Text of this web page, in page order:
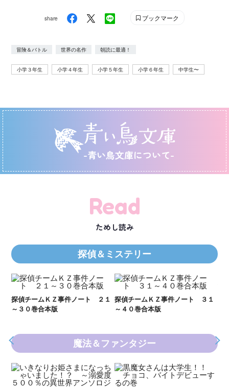
share ブックマーク
冒険＆バトル 世界の名作 朝読に最適！
小学３年生 小学４年生 小学５年生 小学６年生 中学生〜
-青い鳥文庫について-
Read
ためし読み
探偵＆ミステリー
探偵チームＫＺ事件ノート ３１
～４０巻合本版
探偵チームＫＺ事件ノート １１
～２０巻合本版
魔法＆ファンタジー